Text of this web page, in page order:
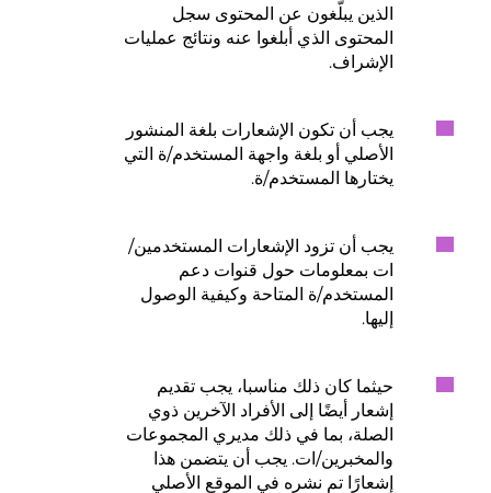
الذين يبلّغون عن المحتوى سجل
المحتوى الذي أبلغوا عنه ونتائج عمليات
الإشراف.
يجب أن تكون الإشعارات بلغة المنشور
الأصلي أو بلغة واجهة المستخدم/ة التي
يختارها المستخدم/ة.
يجب أن تزود الإشعارات المستخدمين/
ات بمعلومات حول قنوات دعم
المستخدم/ة المتاحة وكيفية الوصول
إليها.
حيثما كان ذلك مناسبا، يجب تقديم
إشعار أيضًا إلى الأفراد الآخرين ذوي
الصلة، بما في ذلك مديري المجموعات
والمخبرين/ات. يجب أن يتضمن هذا
إشعارًا تم نشره في الموقع الأصلي